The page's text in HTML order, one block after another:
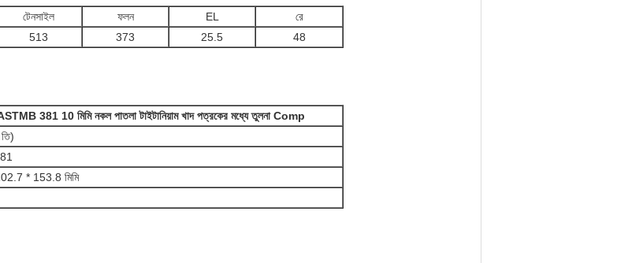
টেনসাইল ফলন EL
রে
513 373 25.5 48
381 10 মিমি নকল পাতলা টাইটানিয়াম খাদ পত্রকের মধ্যে তুলনা Comp
* 153.8 মিমি